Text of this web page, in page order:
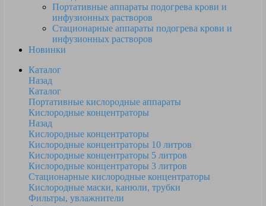
Портативные аппараты подогрева крови и
инфузионных растворов
Стационарные аппараты подогрева крови и
инфузионных растворов
Новинки
Каталог
Назад
Каталог
Портативные кислородные аппараты
Кислородные концентраторы
Назад
Кислородные концентраторы
Кислородные концентраторы 10 литров
Кислородные концентраторы 5 литров
Кислородные концентраторы 3 литров
Стационарные кислородные концентраторы
Кислородные маски, канюли, трубки
Фильтры, увлажнители